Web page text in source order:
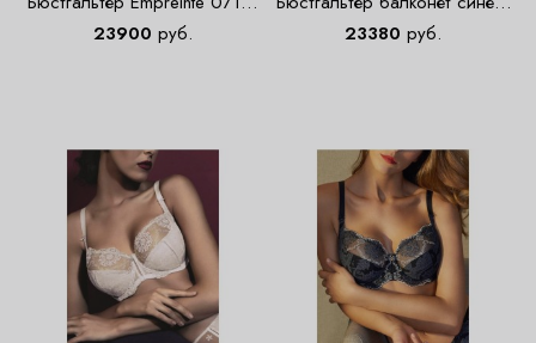
Фуксия
23900 руб.
цвета Empreinte 0882
23380 руб.